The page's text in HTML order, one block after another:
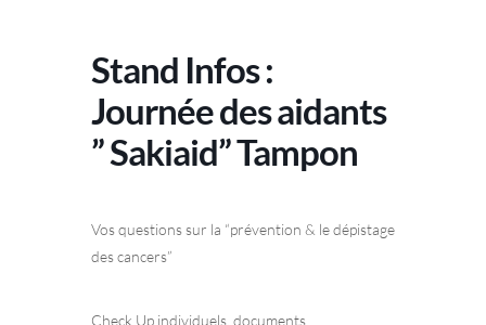
Stand Infos :
Journée des aidants
” Sakiaid” Tampon
Vos questions sur la “prévention & le dépistage
des cancers”
Check Up individuels, documents